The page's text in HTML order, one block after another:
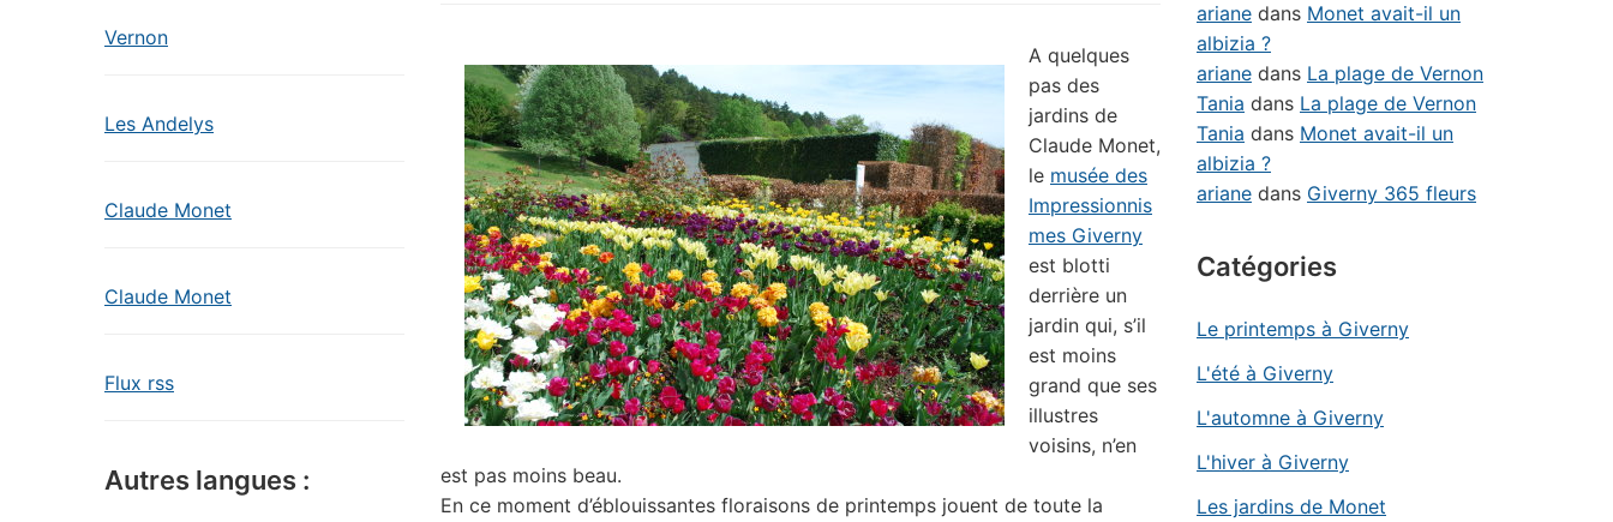
Vernon
Les Andelys
Claude Monet
Claude Monet
Flux rss
Autres langues :
A quelques
pas des
jardins de
Claude Monet,
le musée des
Impressionnis
mes Giverny
est blotti
derrière un
jardin qui, s’il
est moins
grand que ses
illustres
voisins, n’en
est pas moins beau.
En ce moment d’éblouissantes floraisons de printemps jouent de toute la
ariane dans Monet avait-il un
albizia ?
ariane dans La plage de Vernon
Tania dans La plage de Vernon
Tania dans Monet avait-il un
albizia ?
ariane dans Giverny 365 fleurs
Catégories
Le printemps à Giverny
L'été à Giverny
L'automne à Giverny
L'hiver à Giverny
Les jardins de Monet